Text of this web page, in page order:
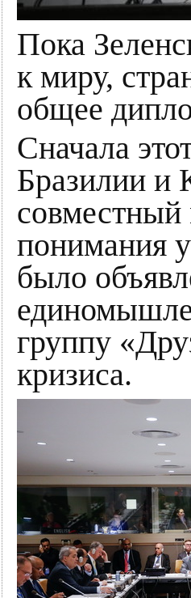
Пока
к миру,
общее
Сначала
Бразилии и
понимания
было
группу
кризиса.